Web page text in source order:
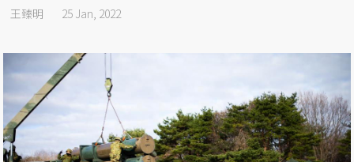
王臻明 25 Jan, 2022